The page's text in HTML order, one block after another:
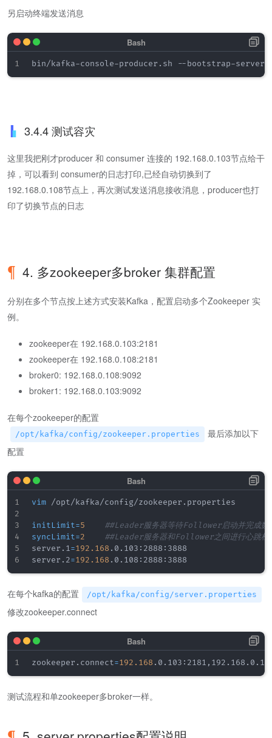
另启动终端发送消息
bin/kafka-console-producer.sh --bootstrap-server
3.4.4 测试容灾
这里我把刚才producer 和 consumer 连接的 192.168.0.103节点给干
掉，可以看到 consumer的日志打印,已经自动切换到了
192.168.0.108节点上，再次测试发送消息接收消息，producer也打
印了切换节点的日志
4. 多zookeeper多broker 集群配置
分别在多个节点按上述方式安装Kafka，配置启动多个Zookeeper 实
例。
zookeeper在 192.168.0.103:2181
zookeeper在 192.168.0.108:2181
broker0: 192.168.0.108:9092
broker1: 192.168.0.103:9092
在每个zookeeper的配置
/opt/kafka/config/zookeeper.properties
最后添加以下
配置
vim /opt/kafka/config/zookeeper.properties
initLimit=5
##Leader服务器等待Follower启动并完成
syncLimit=2
##Leader服务器和Follower之间进行心跳检
server.1=192.168 .0.103:2888:3888
server.2=192.168
在每个kafka的配置 /opt/kafka/config/server.properties
修改zookeeper.connect
zookeeper.connect=192.168
测试流程和单zookeeper多broker一样。